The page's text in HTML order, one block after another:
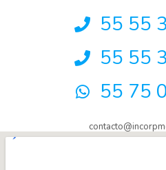
55 55
55 55
55 75